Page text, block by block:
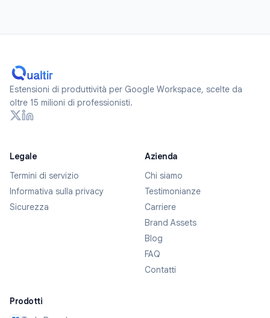
Estensioni di produttività per Google Workspace, scelte da
oltre 15 milioni di professionisti.
Legale
Termini di servizio
Informativa sulla privacy
Sicurezza
Azienda
Chi siamo
Testimonianze
Carriere
Brand Assets
Blog
FAQ
Contatti
Prodotti